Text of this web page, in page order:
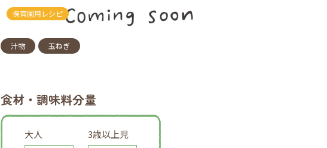
保育園用レシピ
汁物 玉ねぎ
食材・調味料分量
大人 3歳以上児